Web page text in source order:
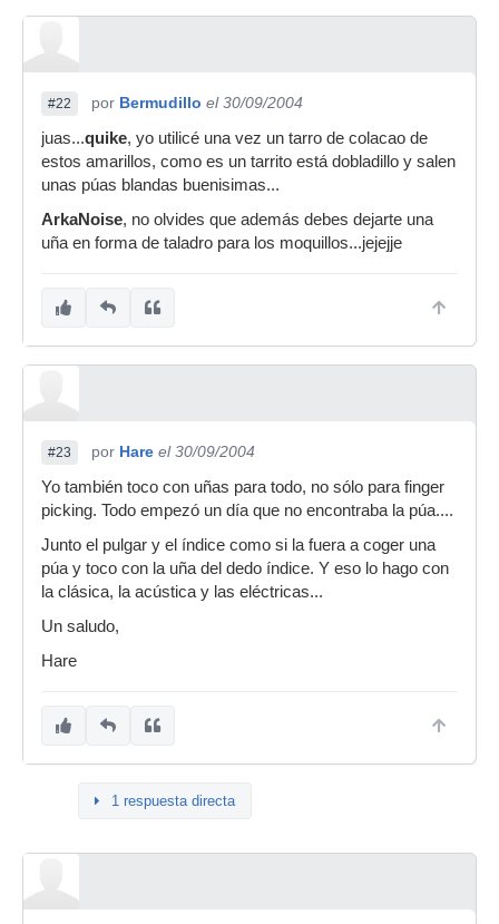
#22 por Bermudillo el 30/09/2004
juas...quike, yo utilicé una vez un tarro de colacao de
estos amarillos, como es un tarrito está dobladillo y salen
unas púas blandas buenisimas...
ArkaNoise, no olvides que además debes dejarte una
uña en forma de taladro para los moquillos...jejejje
#23 por Hare el 30/09/2004
Yo también toco con uñas para todo, no sólo para finger
picking. Todo empezó un día que no encontraba la púa....
Junto el pulgar y el índice como si la fuera a coger una
púa y toco con la uña del dedo índice. Y eso lo hago con
la clásica, la acústica y las eléctricas...
Un saludo,
Hare
1 respuesta directa